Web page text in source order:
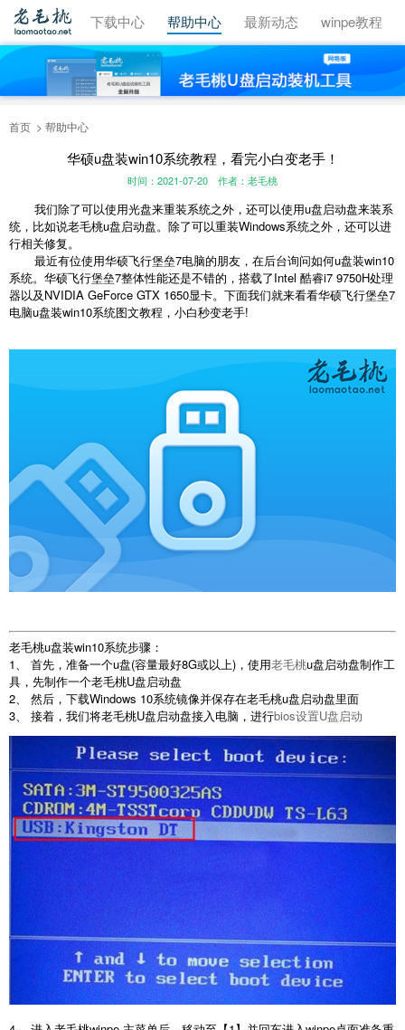
视频教程 下载中心 帮助中心 最新动态 winpe教程
首页 帮助中心
华硕u盘装win10系统教程，看完小白变老手！
时间：2021-07-20 作者：老毛桃
我们除了可以使用光盘来重装系统之外，还可以使用u盘启动盘来装系
统，比如说老毛桃u盘启动盘。除了可以重装Windows系统之外，还可以进
行相关修复。
最近有位使用华硕飞行堡垒7电脑的朋友，在后台询问如何u盘装win10
系统。华硕飞行堡垒7整体性能还是不错的，搭载了Intel 酷睿i7 9750H处理
器以及NVIDIA GeForce GTX 1650显卡。下面我们就来看看华硕飞行堡垒7
电脑u盘装win10系统图文教程，小白秒变老手!
老毛桃u盘装win10系统步骤：
1、 首先，准备一个u盘(容量最好8G或以上)，使用老毛桃u盘启动盘制作工
具，先制作一个老毛桃U盘启动盘
2、 然后，下载Windows 10系统镜像并保存在老毛桃u盘启动盘里面
3、 接着，我们将老毛桃U盘启动盘接入电脑，进行bios设置U盘启动